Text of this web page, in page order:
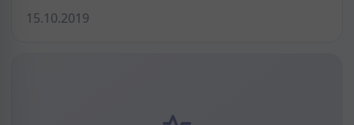
15.10.2019